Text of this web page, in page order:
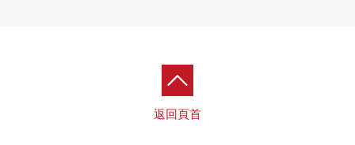
房屋的詳細、需討論是如感興趣,歡迎請隨時聯繫我們
返回頁首